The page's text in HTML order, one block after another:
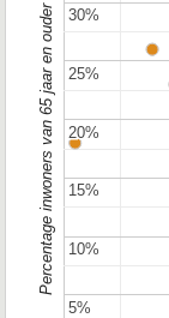
5%
5%
10%
10%
15%
15%
20%
20%
25%
25%
30%
30%
Percentage inwoners van 65 jaar en ouder